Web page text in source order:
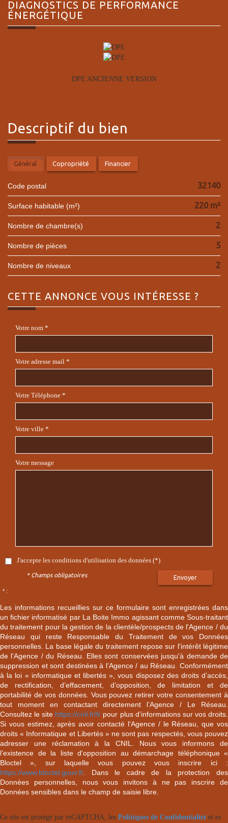
DIAGNOSTICS DE PERFORMANCE
ÉNERGÉTIQUE
DPE ANCIENNE VERSION
descriptif du bien
Général Copropriété Financier
Code postal 32140
Surface habitable (m²) 220 m²
Nombre de chambre(s) 2
Nombre de pièces 5
Nombre de niveaux 2
CETTE ANNONCE VOUS INTÉRESSE ?
Votre nom *
Votre adresse mail *
Votre Téléphone *
Votre ville *
Votre message
J'accepte les conditions d'utilisation des données (*)
Envoyer
* Champs obligatoires
* :
Les informations recueillies sur ce formulaire sont enregistrées dans
un fichier informatisé par La Boite Immo agissant comme Sous-traitant
du traitement pour la gestion de la clientèle/prospects de l'Agence / du
Réseau qui reste Responsable du Traitement de vos Données
personnelles. La base légale du traitement repose sur l'intérêt légitime
de l'Agence / du Réseau. Elles sont conservées jusqu'à demande de
suppression et sont destinées à l'Agence / au Réseau. Conformément
à la loi « informatique et libertés », vous disposez des droits d’accès,
de rectification, d’effacement, d’opposition, de limitation et de
portabilité de vos données. Vous pouvez retirer votre consentement à
tout moment en contactant directement l’Agence / Le Réseau.
Consultez le site https://cnil.fr/fr pour plus d’informations sur vos droits.
Si vous estimez, après avoir contacté l'Agence / le Réseau, que vos
droits « Informatique et Libertés » ne sont pas respectés, vous pouvez
adresser une réclamation à la CNIL. Nous vous informons de
l’existence de la liste d'opposition au démarchage téléphonique «
Bloctel », sur laquelle vous pouvez vous inscrire ici :
https://www.bloctel.gouv.fr. Dans le cadre de la protection des
Données personnelles, nous vous invitons à ne pas inscrire de
Données sensibles dans le champ de saisie libre.
Ce site est protégé par reCAPTCHA, les Politiques de Confidentialité et es